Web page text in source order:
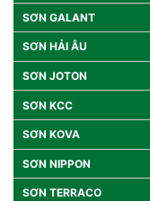
SƠN GALANT
SƠN HẢI ÂU
SƠN JOTON
SƠN KCC
SƠN KOVA
SƠN NIPPON
SƠN TERRACO